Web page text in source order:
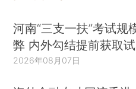
河南“三支一扶”考试规
弊 内外勾结提前获取
2026年08月07日